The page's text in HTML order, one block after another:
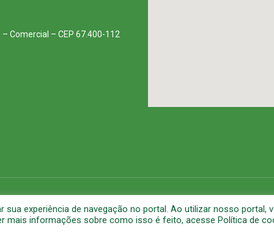
Comercial – CEP 67.400-112
sua experiência de navegação no portal. Ao utilizar nosso portal,
mais informações sobre como isso é feito, acesse Política de